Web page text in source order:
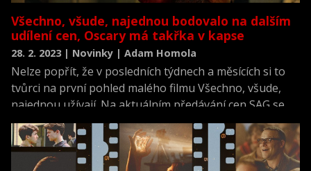
Všechno, všude, najednou bodovalo na dalším
udílení cen, Oscary má takřka v kapse
28. 2. 2023 | Novinky | Adam Homola
Nelze popřít, že v posledních týdnech a měsících si to
tvůrci na první pohled malého filmu Všechno, všude,
najednou užívají. Na aktuálním předávání cen SAG se
jim dařilo na výbornou.